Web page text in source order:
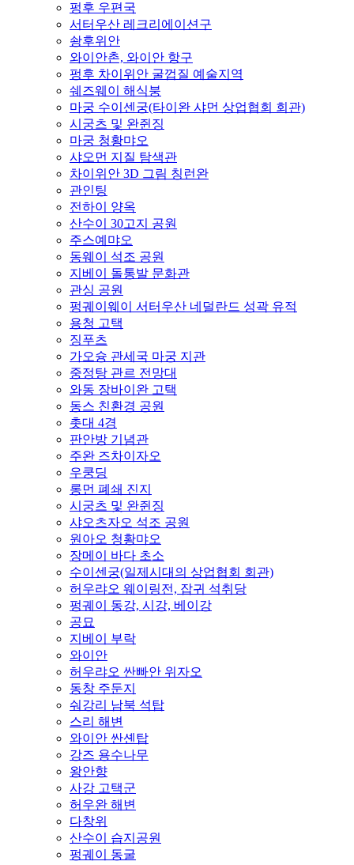
펑후 우편국
서터우산 레크리에이션구
솽후위안
와이안촌, 와이안 항구
펑후 차이위안 굴껍질 예술지역
쉐즈웨이 해식붕
마궁 수이센궁(타이완 샤먼 상업협회 회관)
시궁츠 및 완쥔징
마궁 청황먀오
샤오먼 지질 탐색관
차이위안 3D 그림 칭런완
관인팅
전하이 양옥
산수이 30고지 공원
주스예먀오
동웨이 석조 공원
지베이 돌통발 문화관
관싱 공원
펑궤이웨이 서터우산 네덜란드 성곽 유적
용청 고택
징푸츠
가오슝 관세국 마궁 지관
중정탕 관르 전망대
와동 장바이완 고택
동스 친환경 공원
촛대 4경
판안방 기념관
주완 즈차이자오
우쿵딩
롱먼 폐쇄 진지
시궁츠 및 완쥔징
샤오츠자오 석조 공원
원아오 청황먀오
장메이 바다 초소
수이센궁(일제시대의 상업협회 회관)
허우랴오 웨이링전, 잡귀 석취당
펑궤이 동강, 시강, 베이강
공묘
지베이 부락
와이안
허우랴오 싼빠안 위자오
동창 주둔지
숴강리 남북 석탑
스리 해변
와이안 싼셴탑
강즈 용수나무
왕안향
사강 고택군
허우완 해변
다창위
산수이 습지공원
펑궤이 동굴